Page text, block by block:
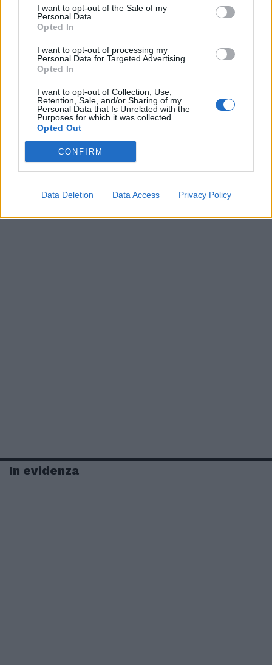
I want to opt-out of the Sale of my
Personal Data.
Opted In
I want to opt-out of processing my
Personal Data for Targeted Advertising.
Opted In
I want to opt-out of Collection, Use,
Retention, Sale, and/or Sharing of my
Personal Data that Is Unrelated with the
Purposes for which it was collected.
Opted Out
CONFIRM
Data Deletion Data Access Privacy Policy
In evidenza